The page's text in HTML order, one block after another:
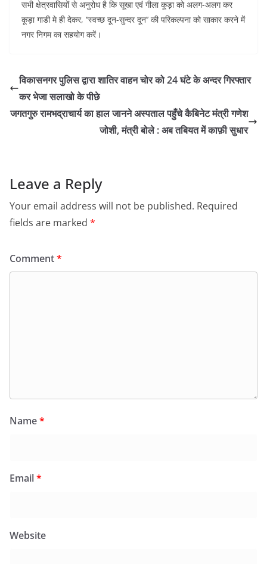
सभी क्षेत्रवासियों से अनुरोध है कि सूखा एवं गीला कूड़ा को अलग-अलग कर
कूड़ा गाडी मे ही देकर, ‘‘स्वच्छ दून-सुन्दर दून’’ की परिकल्पना को साकार करने में
नगर निगम का सहयोग करें।
विकासनगर पुलिस द्वारा शातिर वाहन चोर को 24 घंटे के अन्दर गिरफ्तार
कर भेजा सलाखो के पीछे
जगतगुरु रामभद्राचार्य का हाल जानने अस्पताल पहुँचे कैबिनेट मंत्री गणेश
जोशी, मंत्री बोले : अब तबियत में काफ़ी सुधार
Leave a Reply
Your email address will not be published. Required
fields are marked *
Comment*
Name*
Email*
Website